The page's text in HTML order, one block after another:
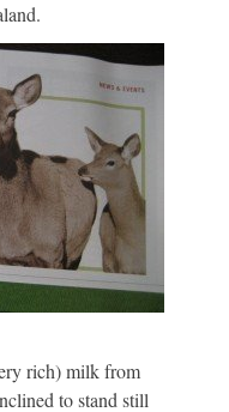
rich) milk from
to stand still